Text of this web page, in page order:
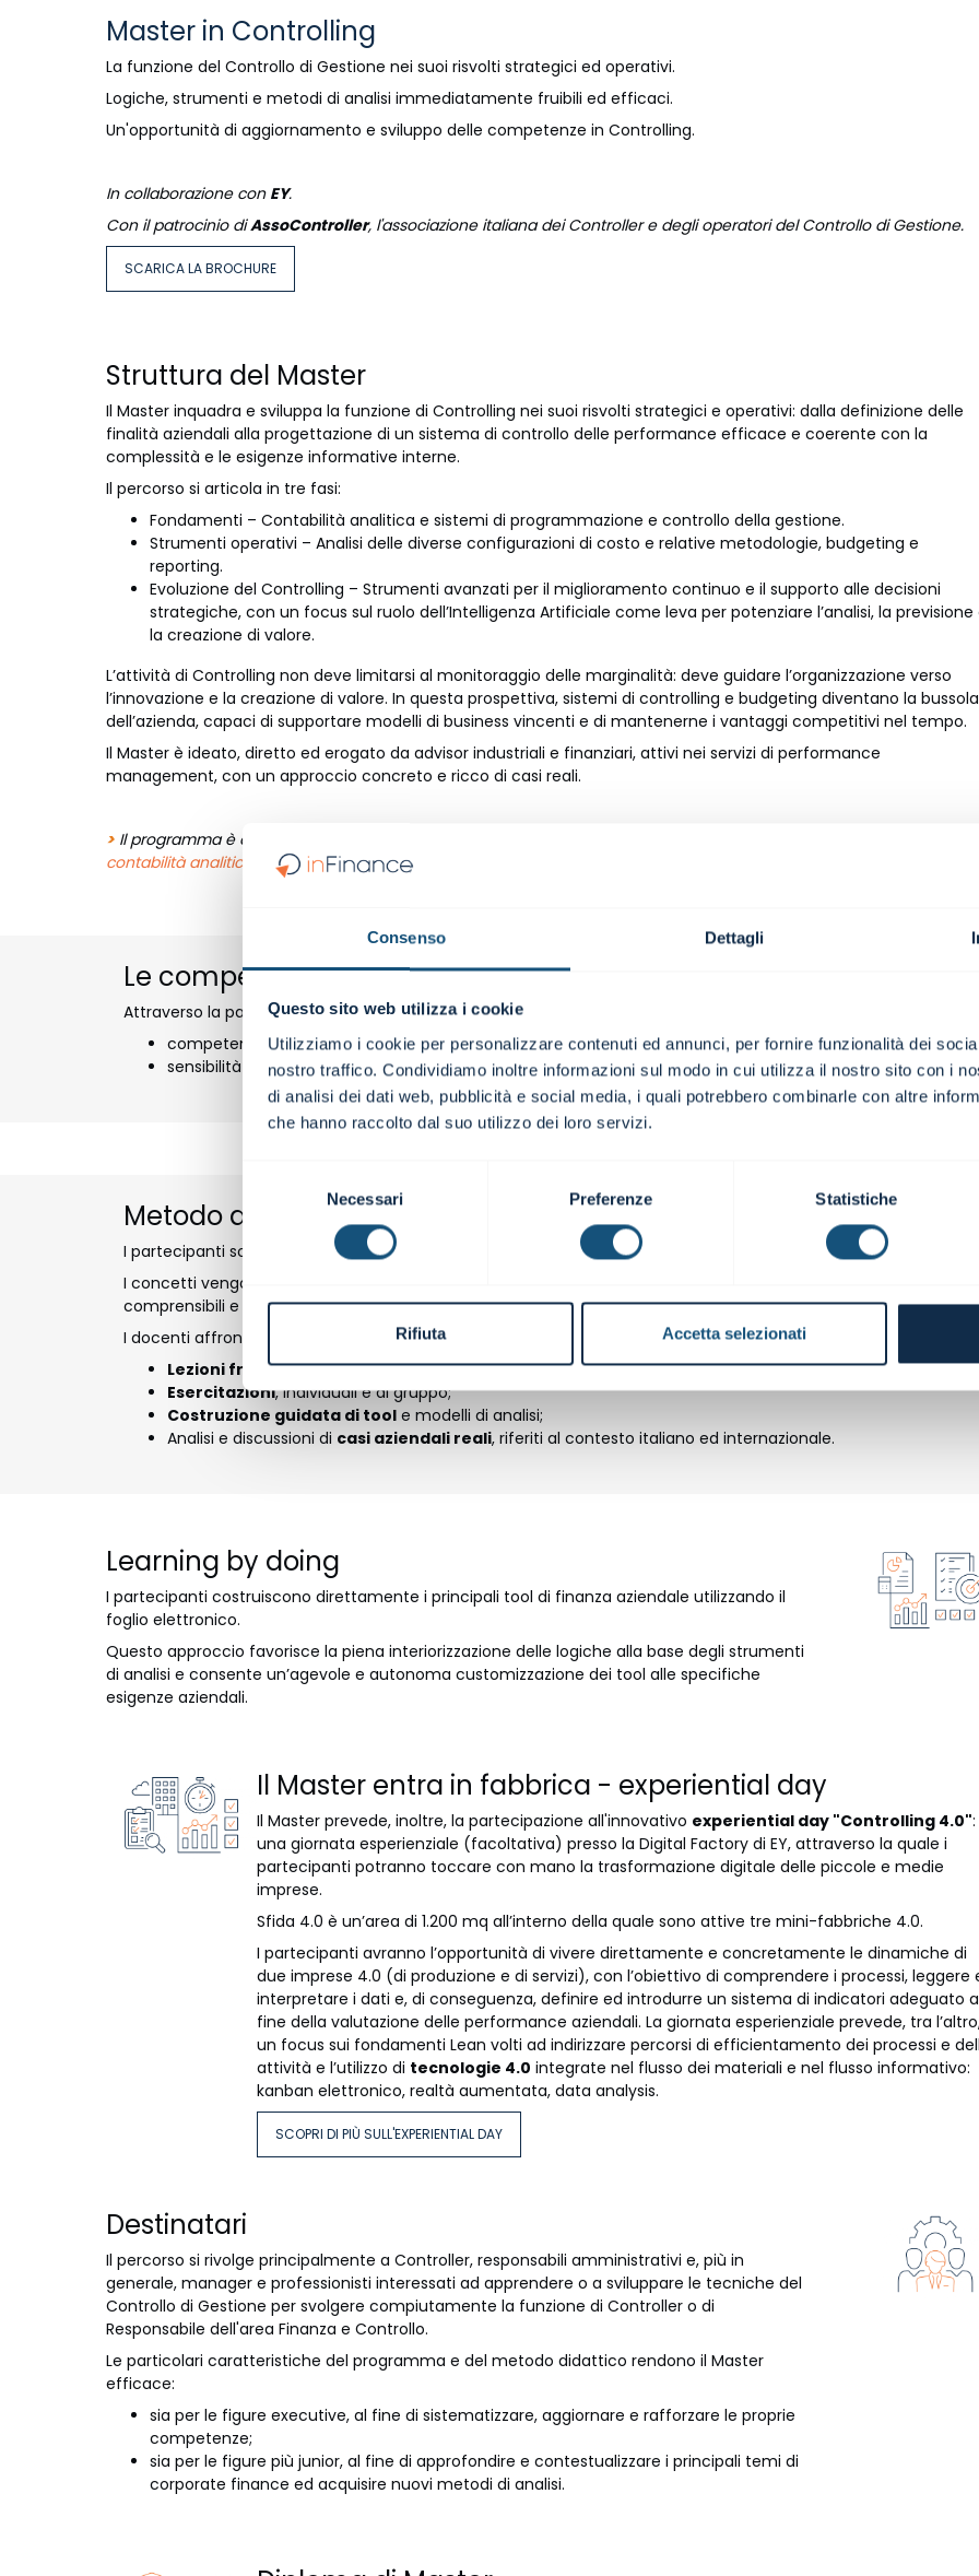
Consenso Dettagli
Questo sito web utilizza i cookie
Utilizziamo i cookie per personalizzare contenuti ed annunci, per fornire funzionalità dei
nostro traffico. Condividiamo inoltre informazioni sul modo in cui utilizza il nostro sito con i
di analisi dei dati web, pubblicità e social media, i quali potrebbero combinarle con altre
che hanno raccolto dal suo utilizzo dei loro servizi.
consenso
Necessari Preferenze Statistiche
Rifiuta Accetta selezionati
Master in Controlling
La funzione del Controllo di Gestione nei suoi risvolti strategici ed operativi.
Logiche, strumenti e metodi di analisi immediatamente fruibili ed efficaci.
Un'opportunità di aggiornamento e sviluppo delle competenze in Controlling.
In collaborazione con EY.
Con il patrocinio diAssoController, l'associazione italiana dei Controller e degli operatori del Controllo di Gestione.
SCARICA LA BROCHURE
Struttura del Master
Il Master inquadra e sviluppa la funzione di Controlling nei suoi risvolti strategici e operativi: dalla definizione delle
finalità aziendali alla progettazione di un sistema di controllo delle performance efficace e coerente con la
complessità e le esigenze informative interne.
Il percorso si articola in tre fasi:
Fondamenti – Contabilità analitica e sistemi di programmazione e controllo della gestione.
Strumenti operativi – Analisi delle diverse configurazioni di costo e relative metodologie, budgeting e
reporting.
Evoluzione del Controlling – Strumenti avanzati per il miglioramento continuo e il supporto alle decisioni
strategiche, con un focus sul ruolo dell’Intelligenza Artificiale come leva per potenziare l’analisi, la previsione
la creazione di valore.
L’attività di Controlling non deve limitarsi al monitoraggio delle marginalità: deve guidare l’organizzazione verso
l’innovazione e la creazione di valore. In questa prospettiva, sistemi di controlling e budgeting diventano la bussola
dell’azienda, capaci di supportare modelli di business vincenti e di mantenerne i vantaggi competitivi nel tempo.
Il Master è ideato, diretto ed erogato da advisor industriali e finanziari, attivi nei servizi di performance
management, con un approccio concreto e ricco di casi reali.
> Il programma è diviso in quattro moduli, i quali possono essere seguiti anche come corsi indipendenti (
contabilità analitica
Analisi della redditività
Le competenze che si sviluppano
Attraverso la partecipazione attiva al percorso si sviluppano:
competenze operative di controllo antecedente (budgeting), concomitante e susseguente (reporting);
sensibilità e tecniche per promuovere una dimensione più strategica ed evoluta del ruolo.
Metodo didattico
I partecipanti sono costantemente coinvolti e stimolati al ragionamento e al confronto con i docenti.
I concetti vengono contestualizzati e resi semplici attraverso la suddivisione in
comprensibili e interiorizzabili, al fine di coglierne le logiche, e poi sviluppati in circostanze sempre più articolate.
I docenti affrontano i vari temi alternando:
Lezioni frontali, con un elevato livello di interazione e coinvolgimento;
Esercitazioni, individuali e di gruppo;
Costruzione guidata di tool e modelli di analisi;
Analisi e discussioni di casi aziendali reali, riferiti al contesto italiano ed internazionale.
Learning by doing
I partecipanti costruiscono direttamente i principali tool di finanza aziendale utilizzando il
foglio elettronico.
Questo approccio favorisce la piena interiorizzazione delle logiche alla base degli strumenti
di analisi e consente un’agevole e autonoma customizzazione dei tool alle specifiche
esigenze aziendali.
Il Master entra in fabbrica - experiential day
Il Master prevede, inoltre, la partecipazione all'innovativo experiential day "Controlling 4.0":
una giornata esperienziale (facoltativa) presso la Digital Factory di EY, attraverso la quale i
partecipanti potranno toccare con mano la trasformazione digitale delle piccole e medie
imprese.
Sfida 4.0 è un’area di 1.200 mq all’interno della quale sono attive tre mini-fabbriche 4.0.
I partecipanti avranno l’opportunità di vivere direttamente e concretamente le dinamiche di
due imprese 4.0 (di produzione e di servizi), con l’obiettivo di comprendere i processi, leggere
interpretare i dati e, di conseguenza, definire ed introdurre un sistema di indicatori adeguato
fine della valutazione delle performance aziendali. La giornata esperienziale prevede, tra
un focus sui fondamenti Lean volti ad indirizzare percorsi di efficientamento dei processi e
attività e l’utilizzo di tecnologie 4.0 integrate nel flusso dei materiali e nel flusso informativo:
kanban elettronico, realtà aumentata, data analysis.
SCOPRI DI PIÙ SULL'EXPERIENTIAL DAY
Destinatari
Il percorso si rivolge principalmente a Controller, responsabili amministrativi e, più in
generale, manager e professionisti interessati ad apprendere o a sviluppare le tecniche del
Controllo di Gestione per svolgere compiutamente la funzione di Controller o di
Responsabile dell'area Finanza e Controllo.
Le particolari caratteristiche del programma e del metodo didattico rendono il Master
efficace:
sia per le figure executive, al fine di sistematizzare, aggiornare e rafforzare le proprie
competenze;
sia per le figure più junior, al fine di approfondire e contestualizzare i principali temi di
corporate finance ed acquisire nuovi metodi di analisi.